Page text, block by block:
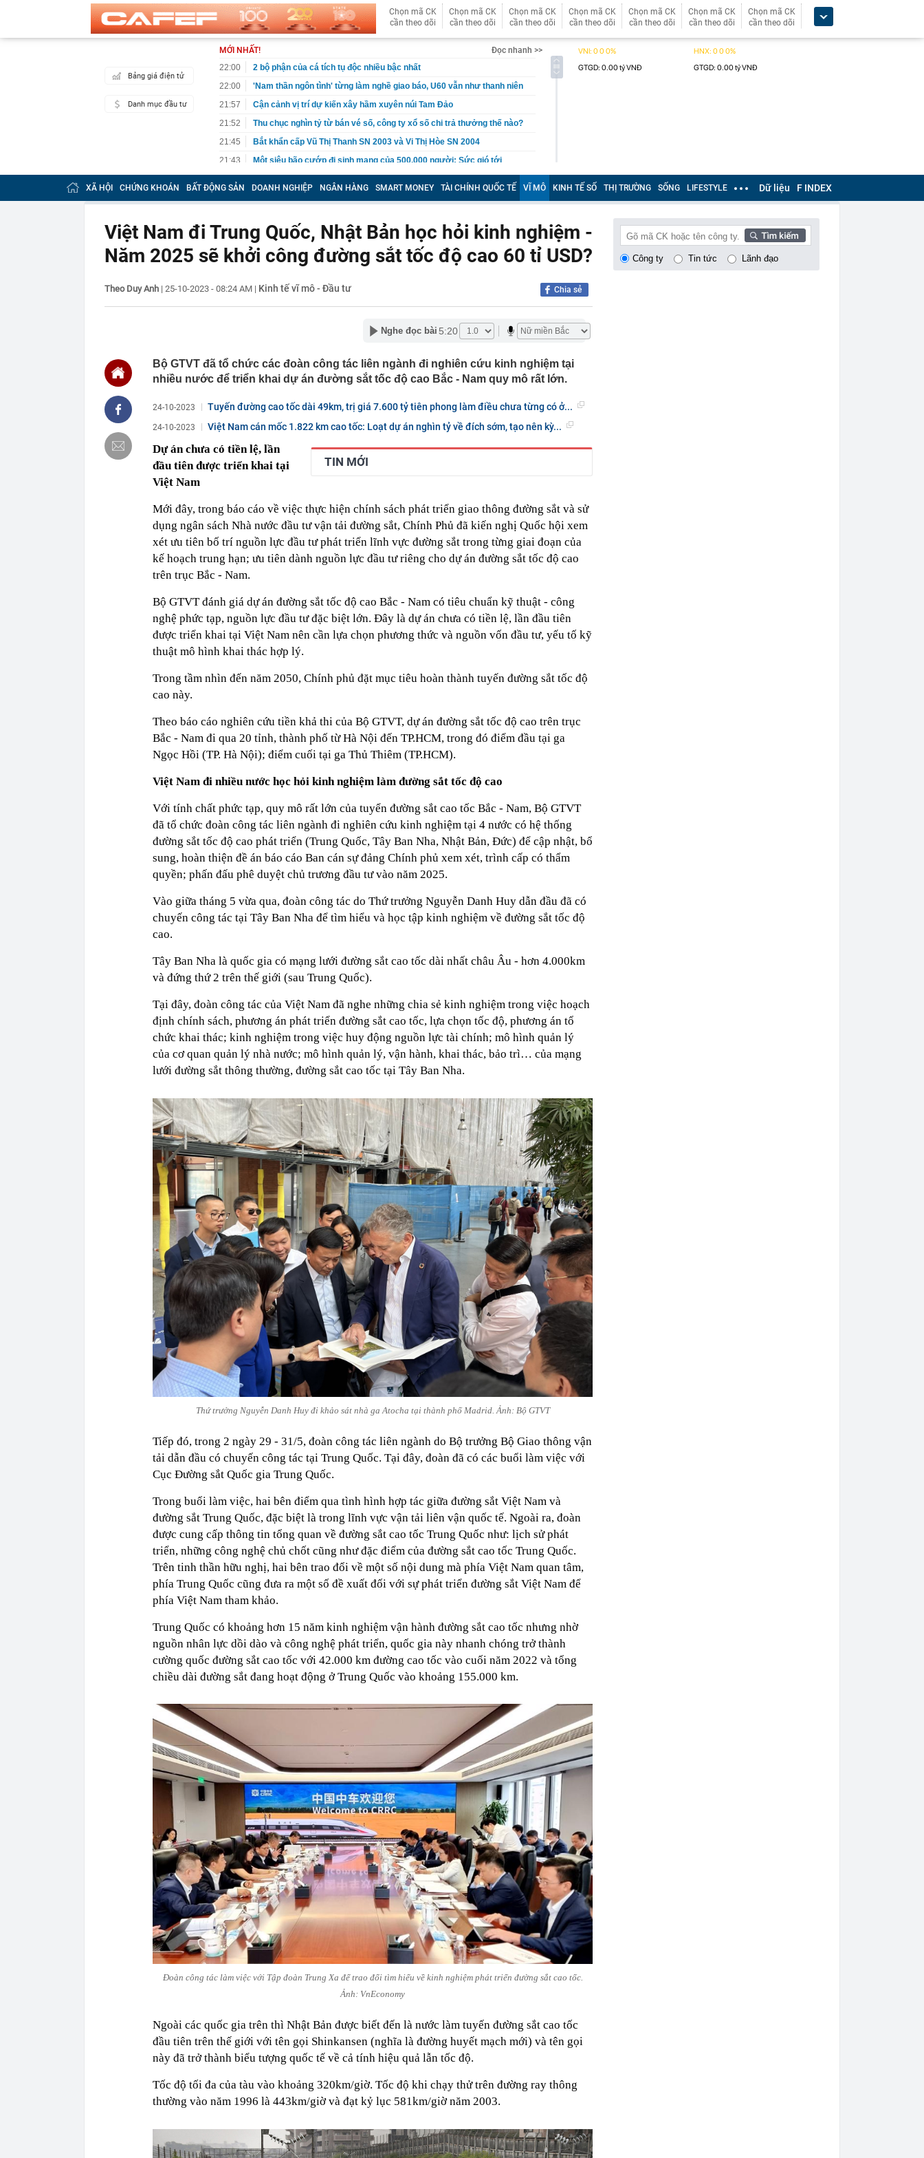
Chọn mã CK
cần theo dõi
Chọn mã CK
cần theo dõi
Chọn mã CK
cần theo dõi
Chọn mã CK
cần theo dõi
Chọn mã CK
cần theo dõi
Chọn mã CK
cần theo dõi
Chọn mã CK
cần theo dõi
Bảng giá điện tử
Danh mục đầu tư
MỚI NHẤT!
Đọc nhanh >>
22:00
2 bộ phận của cá tích tụ độc nhiều bậc nhất
22:00
'Nam thần ngôn tình' từng làm nghề giao báo, U60 vẫn như thanh niên
21:57
Cận cảnh vị trí dự kiến xây hầm xuyên núi Tam Đảo
21:52
Thu chục nghìn tỷ từ bán vé số, công ty xổ số chi trả thưởng thế nào?
21:45
Bắt khẩn cấp Vũ Thị Thanh SN 2003 và Vi Thị Hòe SN 2004
21:43
Một siêu bão cướp đi sinh mạng của 500.000 người: Sức gió tới
trong lịch sử
21:34
"Tiền làm ra rồi cũng để cho con": Lời khuyên khiến nhiều cha mẹ
21:23
NSƯT Thành Lộc gửi lời tạm biệt tới khán giả
21:18
Cuộc đua ngầm lãi suất tiết kiệm: Có ngân hàng lớn niêm yết 6%
nhưng thực trả tới 9%/năm
Nghệ sĩ Việt cứ đụng tay là ra hit, phim có thể chưa xem nhưng nhạc
chắc chắn thuộc lòng
Nhật Bản lần đầu giảm thuế tiêu dùng sau gần 40 năm
21:08
Một doanh nghiệp sắp trả cổ tức 3.000 đồng/cp, duy trì “mưa tiền mặt”
suốt 15 năm qua
21:04
Vì sao nhiều gia đình không còn đặt bồn rửa trong phòng tắm? Hóa ra
đây mới là xu hướng đang được ưa chuộng
20:54
Nhiều ngày trước, kịp thời xử lý 1 đối tượng tại sân bay Nội Bài, phạt
Nơi “đại kỵ” khi đặt WiFi, nhiều người để sai chỗ mà không biết
20:41
Top xe sedan đáng mua trong tầm giá 500 triệu đồng
20:40
Ukraine hé lộ về chiến dịch 40 ngày tấn công sâu vào lãnh thổ Nga
XÃ HỘI CHỨNG KHOÁN BẤT ĐỘNG SẢN DOANH NGHIỆP NGÂN HÀNG SMART MONEY TÀI CHÍNH QUỐC TẾ VĨ MÔ KINH TẾ SỐ THỊ TRƯỜNG SỐNG LIFESTYLE Dữ liệu F INDEX
Việt Nam đi Trung Quốc, Nhật Bản học hỏi kinh nghiệm -
Năm 2025 sẽ khởi công đường sắt tốc độ cao 60 tỉ USD?
Theo Duy Anh | 25-10-2023 - 08:24 AM | Kinh tế vĩ mô - Đầu tư Chia sẻ
Nghe đọc bài 5:20
Bộ GTVT đã tổ chức các đoàn công tác liên ngành đi nghiên cứu kinh nghiệm tại
nhiều nước để triển khai dự án đường sắt tốc độ cao Bắc - Nam quy mô rất lớn.
24-10-2023 Tuyến đường cao tốc dài 49km, trị giá 7.600 tỷ tiên phong làm điều chưa từng có ở...
24-10-2023 Việt Nam cán mốc 1.822 km cao tốc: Loạt dự án nghìn tỷ về đích sớm, tạo nên kỳ...
TIN MỚI
Dự án chưa có tiền lệ, lần
đầu tiên được triển khai tại
Việt Nam
Mới đây, trong báo cáo về việc thực hiện chính sách phát triển giao thông đường sắt và sử
dụng ngân sách Nhà nước đầu tư vận tải đường sắt, Chính Phủ đã kiến nghị Quốc hội xem
xét ưu tiên bố trí nguồn lực đầu tư phát triển lĩnh vực đường sắt trong từng giai đoạn của
kế hoạch trung hạn; ưu tiên dành nguồn lực đầu tư riêng cho dự án đường sắt tốc độ cao
trên trục Bắc - Nam.
Bộ GTVT đánh giá dự án đường sắt tốc độ cao Bắc - Nam có tiêu chuẩn kỹ thuật - công
nghệ phức tạp, nguồn lực đầu tư đặc biệt lớn. Đây là dự án chưa có tiền lệ, lần đầu tiên
được triển khai tại Việt Nam nên cần lựa chọn phương thức và nguồn vốn đầu tư, yếu tố kỹ
thuật mô hình khai thác hợp lý.
Trong tầm nhìn đến năm 2050, Chính phủ đặt mục tiêu hoàn thành tuyến đường sắt tốc độ
cao này.
Theo báo cáo nghiên cứu tiền khả thi của Bộ GTVT, dự án đường sắt tốc độ cao trên trục
Bắc - Nam đi qua 20 tỉnh, thành phố từ Hà Nội đến TP.HCM, trong đó điểm đầu tại ga
Ngọc Hồi (TP. Hà Nội); điểm cuối tại ga Thủ Thiêm (TP.HCM).
Việt Nam đi nhiều nước học hỏi kinh nghiệm làm đường sắt tốc độ cao
Với tính chất phức tạp, quy mô rất lớn của tuyển đường sắt cao tốc Bắc - Nam, Bộ GTVT
đã tổ chức đoàn công tác liên ngành đi nghiên cứu kinh nghiệm tại 4 nước có hệ thống
đường sắt tốc độ cao phát triển (Trung Quốc, Tây Ban Nha, Nhật Bản, Đức) để cập nhật, bổ
sung, hoàn thiện đề án báo cáo Ban cán sự đảng Chính phủ xem xét, trình cấp có thẩm
quyền; phấn đấu phê duyệt chủ trương đầu tư vào năm 2025.
Vào giữa tháng 5 vừa qua, đoàn công tác do Thứ trưởng Nguyễn Danh Huy dẫn đầu đã có
chuyến công tác tại Tây Ban Nha để tìm hiểu và học tập kinh nghiệm về đường sắt tốc độ
cao.
Tây Ban Nha là quốc gia có mạng lưới đường sắt cao tốc dài nhất châu Âu - hơn 4.000km
và đứng thứ 2 trên thế giới (sau Trung Quốc).
Tại đây, đoàn công tác của Việt Nam đã nghe những chia sẻ kinh nghiệm trong việc hoạch
định chính sách, phương án phát triển đường sắt cao tốc, lựa chọn tốc độ, phương án tổ
chức khai thác; kinh nghiệm trong việc huy động nguồn lực tài chính; mô hình quản lý
của cơ quan quản lý nhà nước; mô hình quản lý, vận hành, khai thác, bảo trì… của mạng
lưới đường sắt thông thường, đường sắt cao tốc tại Tây Ban Nha.
Thứ trưởng Nguyễn Danh Huy đi khảo sát nhà ga Atocha tại thành phố Madrid. Ảnh: Bộ GTVT
Tiếp đó, trong 2 ngày 29 - 31/5, đoàn công tác liên ngành do Bộ trưởng Bộ Giao thông vận
tải dẫn đầu có chuyến công tác tại Trung Quốc. Tại đây, đoàn đã có các buổi làm việc với
Cục Đường sắt Quốc gia Trung Quốc.
Trong buổi làm việc, hai bên điểm qua tình hình hợp tác giữa đường sắt Việt Nam và
đường sắt Trung Quốc, đặc biệt là trong lĩnh vực vận tải liên vận quốc tế. Ngoài ra, đoàn
được cung cấp thông tin tổng quan về đường sắt cao tốc Trung Quốc như: lịch sử phát
triển, những công nghệ chủ chốt cũng như đặc điểm của đường sắt cao tốc Trung Quốc.
Trên tinh thần hữu nghị, hai bên trao đổi về một số nội dung mà phía Việt Nam quan tâm,
phía Trung Quốc cũng đưa ra một số đề xuất đối với sự phát triển đường sắt Việt Nam để
phía Việt Nam tham khảo.
Trung Quốc có khoảng hơn 15 năm kinh nghiệm vận hành đường sắt cao tốc nhưng nhờ
nguồn nhân lực dồi dào và công nghệ phát triển, quốc gia này nhanh chóng trở thành
cường quốc đường sắt cao tốc với 42.000 km đường cao tốc vào cuối năm 2022 và tổng
chiều dài đường sắt đang hoạt động ở Trung Quốc vào khoảng 155.000 km.
Đoàn công tác làm việc với Tập đoàn Trung Xa để trao đổi tìm hiểu về kinh nghiệm phát triển đường sắt cao tốc.
Ảnh: VnEconomy
Ngoài các quốc gia trên thì Nhật Bản được biết đến là nước làm tuyến đường sắt cao tốc
đầu tiên trên thế giới với tên gọi Shinkansen (nghĩa là đường huyết mạch mới) và tên gọi
này đã trở thành biểu tượng quốc tế về cả tính hiệu quả lẫn tốc độ.
Tốc độ tối đa của tàu vào khoảng 320km/giờ. Tốc độ khi chạy thử trên đường ray thông
thường vào năm 1996 là 443km/giờ và đạt kỷ lục 581km/giờ năm 2003.
Công ty Tin tức Lãnh đạo